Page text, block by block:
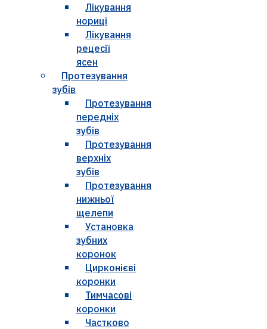
Лікування
нориці
Лікування
рецесії
ясен
Протезування
зубів
Протезування
передніх
зубів
Протезування
верхніх
зубів
Протезування
нижньої
щелепи
Установка
зубних
коронок
Цирконієві
коронки
Тимчасові
коронки
Частково